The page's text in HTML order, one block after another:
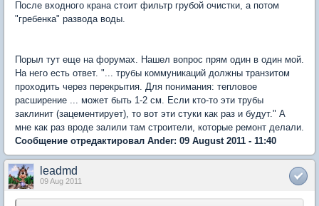
После входного крана стоит фильтр грубой очистки, а потом
"гребенка" развода воды.
Порыл тут еще на форумах. Нашел вопрос прям один в один мой.
На него есть ответ. "... трубы коммуникаций должны транзитом
проходить через перекрытия. Для понимания: тепловое
расширение ... может быть 1-2 см. Если кто-то эти трубы
заклинит (зацементирует), то вот эти стуки как раз и будут." А
мне как раз вроде залили там строители, которые ремонт делали.
Сообщение отредактировал Ander: 09 August 2011 - 11:40
leadmd
09 Aug 2011